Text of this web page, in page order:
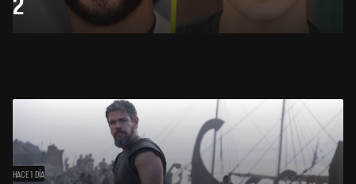
HACE 1 DÍA